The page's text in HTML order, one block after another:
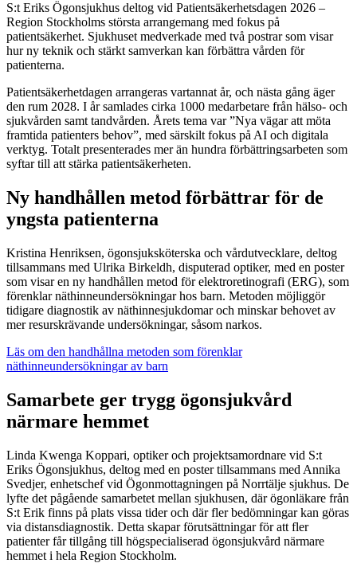
S:t Eriks Ögonsjukhus deltog vid Patientsäkerhetsdagen 2026 –
Region Stockholms största arrangemang med fokus på
patientsäkerhet. Sjukhuset medverkade med två postrar som visar
hur ny teknik och stärkt samverkan kan förbättra vården för
patienterna.
Patientsäkerhetdagen arrangeras vartannat år, och nästa gång äger
den rum 2028. I år samlades cirka 1000 medarbetare från hälso- och
sjukvården samt tandvården. Årets tema var ”Nya vägar att möta
framtida patienters behov”, med särskilt fokus på AI och digitala
verktyg. Totalt presenterades mer än hundra förbättringsarbeten som
syftar till att stärka patientsäkerheten.
Ny handhållen metod förbättrar för de
yngsta patienterna
Kristina Henriksen, ögonsjuksköterska och vårdutvecklare, deltog
tillsammans med Ulrika Birkeldh, disputerad optiker, med en poster
som visar en ny handhållen metod för elektroretinografi (ERG), som
förenklar näthinneundersökningar hos barn. Metoden möjliggör
tidigare diagnostik av näthinnesjukdomar och minskar behovet av
mer resurskrävande undersökningar, såsom narkos.
Läs om den handhållna metoden som förenklar
näthinneundersökningar av barn
Samarbete ger trygg ögonsjukvård
närmare hemmet
Linda Kwenga Koppari, optiker och projektsamordnare vid S:t
Eriks Ögonsjukhus, deltog med en poster tillsammans med Annika
Svedjer, enhetschef vid Ögonmottagningen på Norrtälje sjukhus. De
lyfte det pågående samarbetet mellan sjukhusen, där ögonläkare från
S:t Erik finns på plats vissa tider och där fler bedömningar kan göras
via distansdiagnostik. Detta skapar förutsättningar för att fler
patienter får tillgång till högspecialiserad ögonsjukvård närmare
hemmet i hela Region Stockholm.